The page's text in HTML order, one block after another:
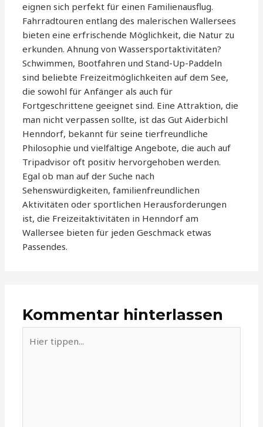
eignen sich perfekt für einen Familienausflug.
Fahrradtouren entlang des malerischen Wallersees
bieten eine erfrischende Möglichkeit, die Natur zu
erkunden. Ahnung von Wassersportaktivitäten?
Schwimmen, Bootfahren und Stand-Up-Paddeln
sind beliebte Freizeitmöglichkeiten auf dem See,
die sowohl für Anfänger als auch für
Fortgeschrittene geeignet sind. Eine Attraktion, die
man nicht verpassen sollte, ist das Gut Aiderbichl
Henndorf, bekannt für seine tierfreundliche
Philosophie und vielfältige Angebote, die auch auf
Tripadvisor oft positiv hervorgehoben werden.
Egal ob man auf der Suche nach
Sehenswürdigkeiten, familienfreundlichen
Aktivitäten oder sportlichen Herausforderungen
ist, die Freizeitaktivitäten in Henndorf am
Wallersee bieten für jeden Geschmack etwas
Passendes.
Kommentar hinterlassen
tippen...